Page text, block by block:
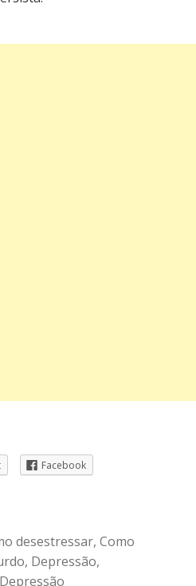
Facebook
desestressar, Como
, Depressão,